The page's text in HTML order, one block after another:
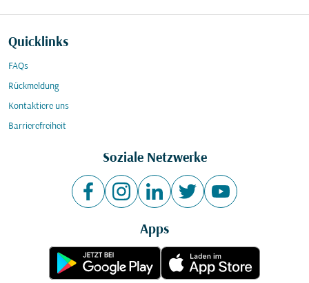
Quicklinks
FAQs
Rückmeldung
Kontaktiere uns
Barrierefreiheit
Soziale Netzwerke
Apps